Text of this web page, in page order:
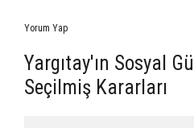
Yorum Yap
Yargıtay'ın Sosyal
Seçilmiş Kararları